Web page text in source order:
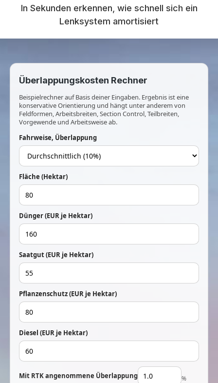
In Sekunden erkennen, wie schnell sich ein
Lenksystem amortisiert
Überlappungskosten Rechner
Beispielrechner auf Basis deiner Eingaben. Ergebnis ist eine
konservative Orientierung und hängt unter anderem von
Feldformen, Arbeitsbreiten, Section Control, Teilbreiten,
Vorgewende und Arbeitsweise ab.
Fahrweise, Überlappung
Fläche (Hektar)
Dünger (EUR je Hektar)
Saatgut (EUR je Hektar)
Pflanzenschutz (EUR je Hektar)
Diesel (EUR je Hektar)
Mit RTK angenommene Überlappung %